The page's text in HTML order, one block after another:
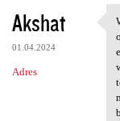
K
o
m
e
Akshat
01.04.2024
Adres